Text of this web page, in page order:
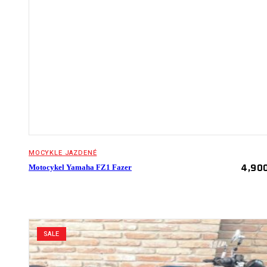
MOCYKLE JAZDENÉ
Motocykel Yamaha FZ1 Fazer
SALE